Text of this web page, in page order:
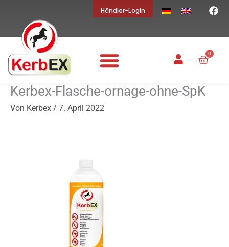
springen
Händler-Login
F
a
b
o
o
0
Kerbex-Flasche-ornage-ohne-SpK
Von Kerbex / 7. April 2022